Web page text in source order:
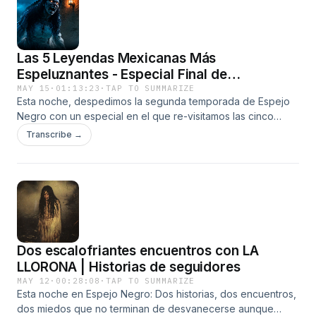
no las dejaste, hasta que un niño dice que otros niños lo
llaman desde los árboles para jugar, hasta que recibes una
llamada con la voz de tu hijo mientras tu hijo duerme en su
cuarto. Hosted by Simplecast, an AdsWizz company. See
pcm.adswizz.com for information about our collection and
use of personal data for advertising.
Las 5 Leyendas Mexicanas Más
Espeluznantes - Especial Final de
Temporada 2 Espejo Negro
MAY 15 · 01:13:23 ·TAP TO SUMMARIZE
Esta noche, despedimos la segunda temporada de Espejo
Negro con un especial en el que re-visitamos las cinco
leyendas mexicanas más aterradoras relatadas en el
podcast. ¿Estás listo para mirar lo que se esconde detrás
and use of personal data for advertising.
Transcribe →
Dos escalofriantes encuentros con LA
LLORONA | Historias de seguidores
MAY 12 · 00:28:08 ·TAP TO SUMMARIZE
Esta noche en Espejo Negro: Dos historias, dos encuentros,
dos miedos que no terminan de desvanecerse aunque